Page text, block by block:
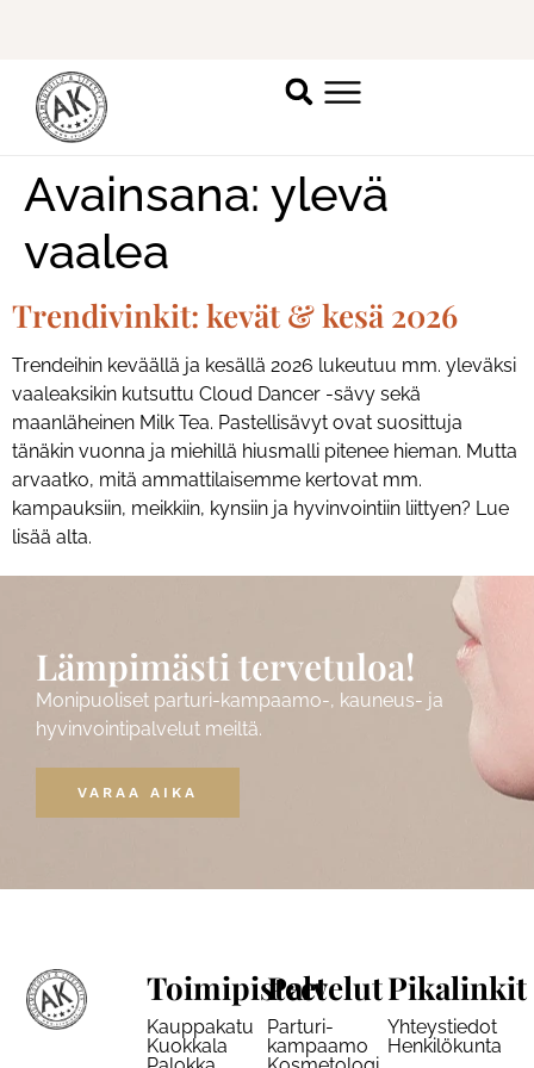
Ilmoittaudu mukaan ripsienpidennyskoulutukseen.
Avainsana: ylevä
vaalea
Trendivinkit: kevät & kesä 2026
Trendeihin keväällä ja kesällä 2026 lukeutuu mm. yleväksi
vaaleaksikin kutsuttu Cloud Dancer -sävy sekä
maanläheinen Milk Tea. Pastellisävyt ovat suosittuja
tänäkin vuonna ja miehillä hiusmalli pitenee hieman. Mutta
arvaatko, mitä ammattilaisemme kertovat mm.
kampauksiin, meikkiin, kynsiin ja hyvinvointiin liittyen? Lue
lisää alta.
Lämpimästi tervetuloa!
Monipuoliset parturi-kampaamo-, kauneus- ja
hyvinvointipalvelut meiltä.
VARAA AIKA
Toimipisteet
Kauppakatu
Kuokkala
Palvelut
Parturi-
kampaamo
Pikalinkit
Yhteystiedot
Henkilökunta